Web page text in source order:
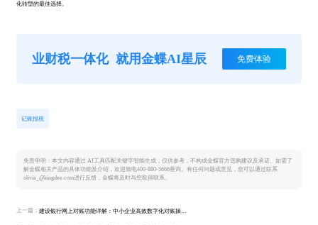
化转型的最佳选择。
业财税一体化 就用金蝶AI星辰 免费体验
记账报税
免责申明：本文内容通过 AI工具匹配关键字智能生成，仅供参考，不构成金蝶官方选购建议及承诺。如需了
解金蝶相关产品的具体功能及介绍，欢迎致电400-880-5666垂询。有任何问题或意见，您可以通过联系
olivia_@kingdee.com进行反馈，金蝶将及时与您取得联系。
上一篇： 建设银行网上对账功能详解：中小企业高效数字化对账操作指南